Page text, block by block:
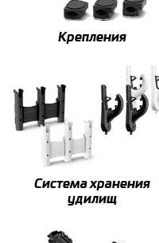
Крепления
Система хранения
удилищ